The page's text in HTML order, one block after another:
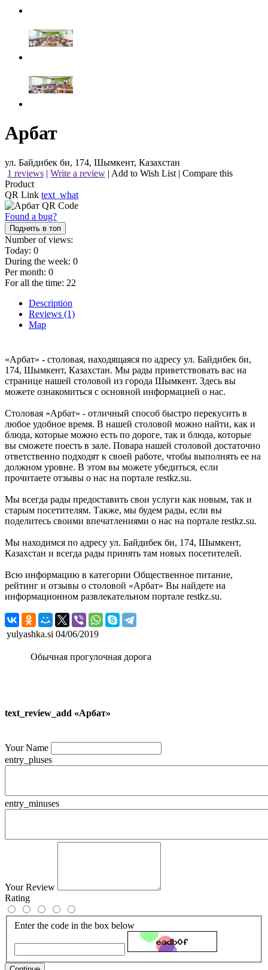
Арбат
ул. Байдибек би, 174, Шымкент, Казахстан
1 reviews | Write a review | Add to Wish List | Compare this
Product
QR Link text_what
Found a bug?
Поднять в топ
Number of views:
Today: 0
During the week: 0
Per month: 0
For all the time: 22
Description
Reviews (1)
Map
«Арбат» - столовая, находящаяся по адресу ул. Байдибек би,
174, Шымкент, Казахстан. Мы рады приветствовать вас на
странице нашей столовой из города Шымкент. Здесь вы
можете ознакомиться с основной информацией о нас.
Столовая «Арбат» - отличный способ быстро перекусить в
любое удобное время. В нашей столовой можно найти, как и
блюда, которые можно есть по дороге, так и блюда, которые
вы сможете поесть в зале. Повара нашей столовой достаточно
ответственно подходят к своей работе, чтобы выполнять ее на
должном уровне. В этом вы можете убедиться, если
прочитаете отзывы о нас на портале restkz.su.
Мы всегда рады предоставить свои услуги как новым, так и
старым посетителям. Также, мы будем рады, если вы
поделитесь своими впечатлениями о нас на портале restkz.su.
Мы находимся по адресу ул. Байдибек би, 174, Шымкент,
Казахстан и всегда рады принять там новых посетителей.
Всю информацию в категории Общественное питание,
рейтинг и отзывы о столовой «Арбат» Вы найдете на
информационном развлекательном портале restkz.su.
yulyashka.si 04/06/2019
Обычная прогулочная дорога
text_review_add «Арбат»
Your Name
entry_pluses
entry_minuses
Your Review
Rating
Enter the code in the box below